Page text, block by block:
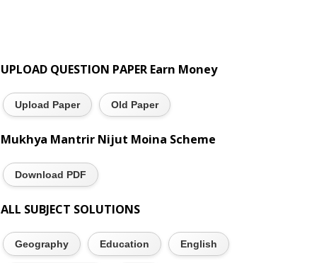
UPLOAD QUESTION PAPER Earn Money
Upload Paper Old Paper
Mukhya Mantrir Nijut Moina Scheme
Download PDF
ALL SUBJECT SOLUTIONS
Geography Education English